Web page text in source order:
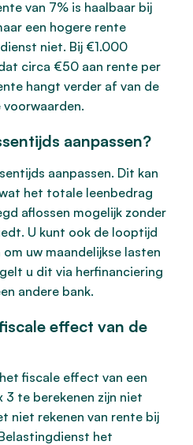
van 7% is haalbaar bij
een hogere rente
niet. Bij €1.000
circa €50 aan rente per
hangt verder af van de
aanpassen?
aanpassen. Dit kan
het totale leenbedrag
aflossen mogelijk zonder
U kunt ook de looptijd
uw maandelijkse lasten
u dit via herfinanciering
andere bank.
effect van de
fiscale effect van een
3 te berekenen zijn niet
niet rekenen van rente bij
het